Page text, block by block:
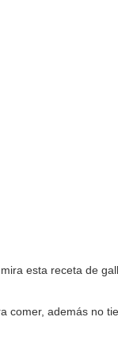
esta receta de
comer, además no